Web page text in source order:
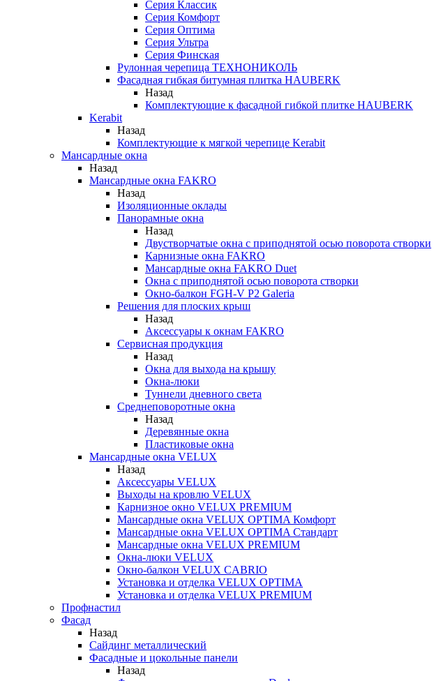
Серия Классик
Серия Комфорт
Серия Оптима
Серия Ультра
Серия Финская
Рулонная черепица ТЕХНОНИКОЛЬ
Фасадная гибкая битумная плитка HAUBERK
Назад
Комплектующие к фасадной гибкой плитке HAUBERK
Kerabit
Назад
Комплектующие к мягкой черепице Kerabit
Мансардные окна
Назад
Мансардные окна FAKRO
Назад
Изоляционные оклады
Панорамные окна
Назад
Двустворчатые окна с приподнятой осью поворота створки
Карнизные окна FAKRO
Мансардные окна FAKRO Duet
Окна с приподнятой осью поворота створки
Окно-балкон FGH-V P2 Galeria
Решения для плоских крыш
Назад
Аксессуары к окнам FAKRO
Сервисная продукция
Назад
Окна для выхода на крышу
Окна-люки
Туннели дневного света
Среднеповоротные окна
Назад
Деревянные окна
Пластиковые окна
Мансардные окна VELUX
Назад
Аксессуары VELUX
Выходы на кровлю VELUX
Карнизное окно VELUX PREMIUM
Мансардные окна VELUX OPTIMA Комфорт
Мансардные окна VELUX OPTIMA Стандарт
Мансардные окна VELUX PREMIUM
Окна-люки VELUX
Окно-балкон VELUX CABRIO
Установка и отделка VELUX OPTIMA
Установка и отделка VELUX PREMIUM
Профнастил
Фасад
Назад
Сайдинг металлический
Фасадные и цокольные панели
Назад